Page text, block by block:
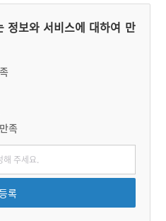
정보와 서비스에 대하여 만
족
록